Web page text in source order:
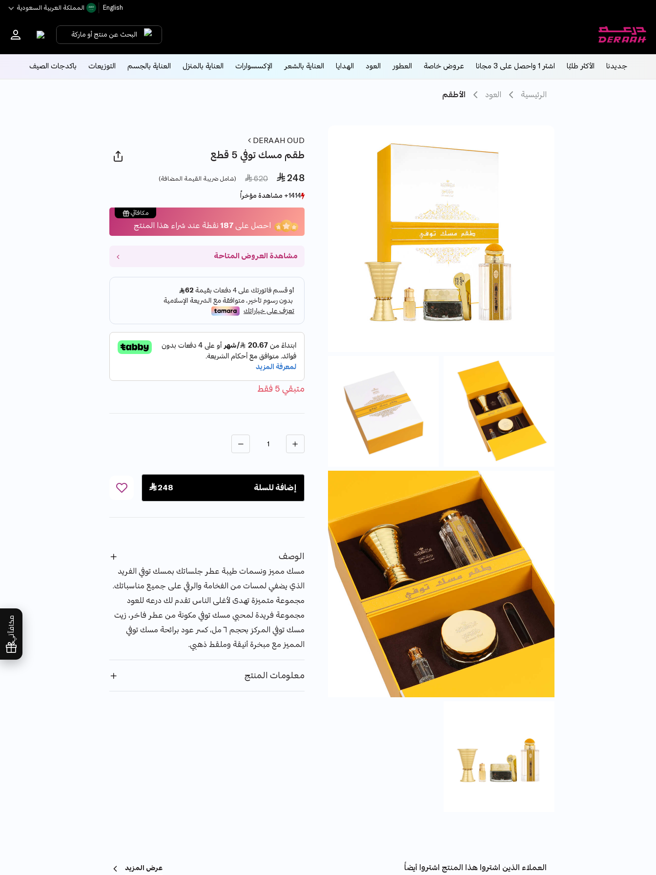
English اﻟﻤﻤﻠﻜﺔ اﻟﻌﺮﺑﻴﺔ اﻟﺴﻌﻮدﻳﺔ
البحث عن منتج أو ماركة
جديدنا الأكثر طلبًا اشتر 1 واحصل على 3 مجانا عروض خاصة العطور العود الهدايا العناية بالشعر الإكسسوارات العناية بالمنزل العناية بالجسم التوزيعات باكدجات الصيف
مكافآتي
الرئيسية العود الأطقم
DERAAH OUD
طقم مسك توفي 5 قطع
 248
Price reduced from
 620
to (شامل ضريبة القيمة المضافة)
1414+ مشاهدة مؤخراً
241+ بيع مؤخراً
1414+ مشاهدة مؤخراً
241+ بيع مؤخراً
مكافآتي
احصل على187نقطة عند شراء هذا المنتج
مشاهدة العروض المتاحة
متبقي 5 فقط
الكمية
إضافة للسلة  248
الوصف
مسك مميز ونسمات طيبة عطر جلساتك بمسك توفي الفريد
الذي يضفي لمسات من الفخامة والرقي على جميع مناسباتك.
مجموعة متميزة تهدى لأغلى الناس تقدم لك درعه للعود
مجموعة فريدة لمحبي مسك توفي مكونة من عطر فاخر، زيت
مسك توفي المركز بحجم ٦ مل، كسر عود برائحة مسك توفي
المميز مع مبخرة أنيقة وملقط ذهبي.
معلومات المنتج
العملاء الذين اشتروا هذا المنتج اشتروا أيضاً عرض المزيد